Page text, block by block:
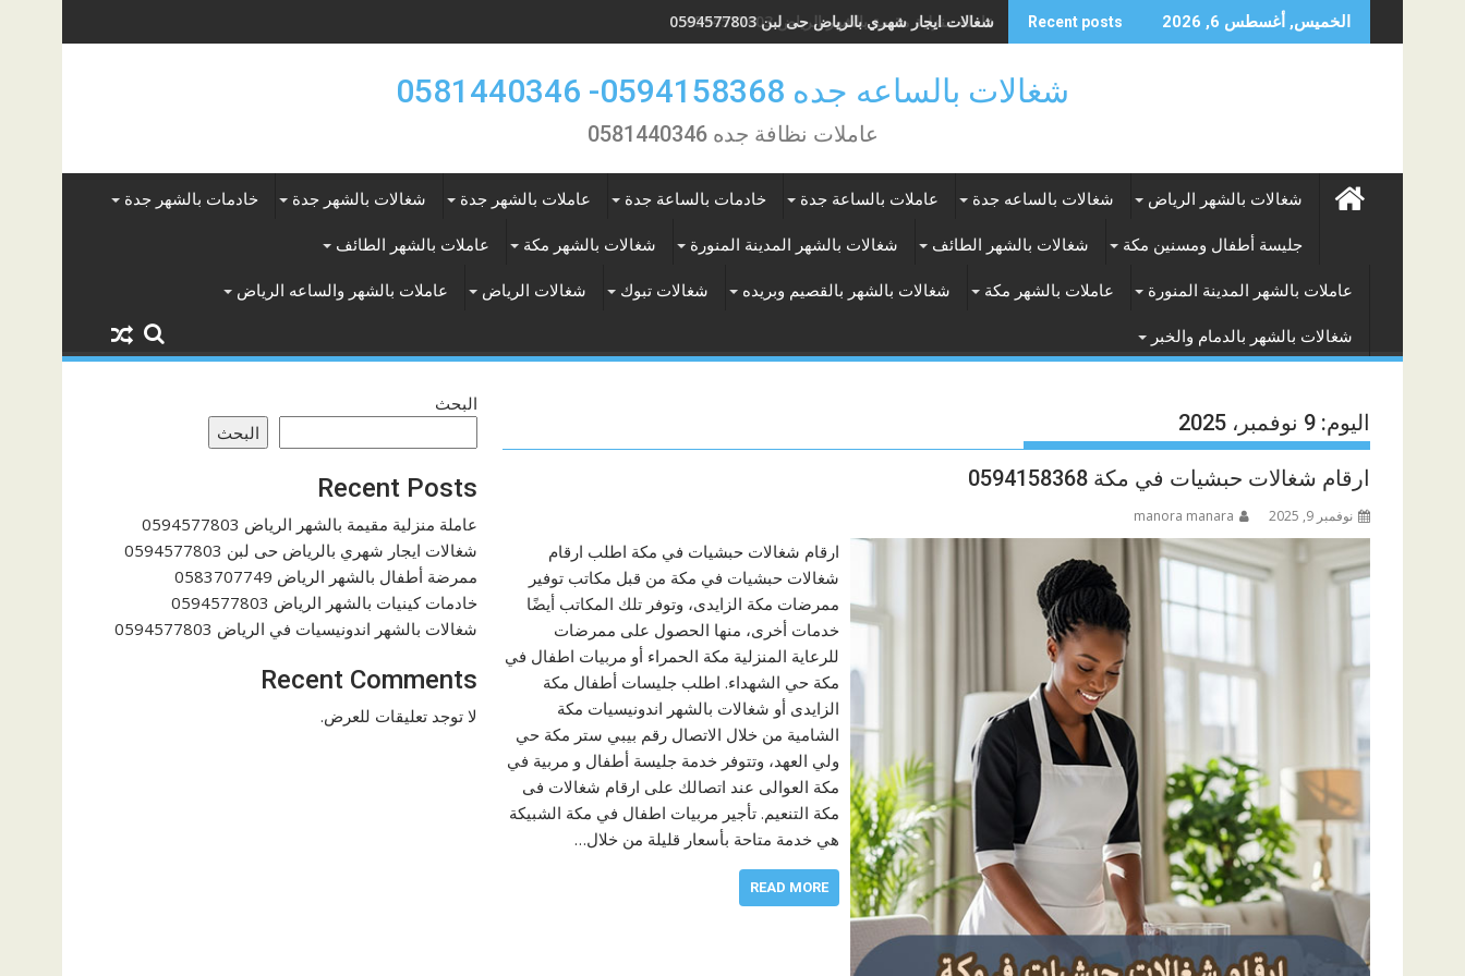
to
الخميس, أغسطس 6, 2026 Recent posts شغالات ايجار شهري بالرياض حى لبن 0594577803
شغالات بالساعه جده 0594158368- 0581440346
عاملات نظافة جده 0581440346
شغالات بالشهر الرياض شغالات بالساعه جدة عاملات بالساعة جدة خادمات بالساعة جدة عاملات بالشهر جدة شغالات بالشهر جدة خادمات بالشهر جدة
جليسة أطفال ومسنين مكة شغالات بالشهر الطائف شغالات بالشهر المدينة المنورة شغالات بالشهر مكة عاملات بالشهر الطائف
عاملات بالشهر المدينة المنورة عاملات بالشهر مكة شغالات بالشهر بالقصيم وبريده شغالات تبوك شغالات الرياض عاملات بالشهر والساعه الرياض
شغالات بالشهر بالدمام والخبر
اليوم: 9 نوفمبر، 2025
ارقام شغالات حبشيات في مكة 0594158368
نوفمبر 9, 2025 manora manara
ارقام شغالات حبشيات في مكة اطلب ارقام
شغالات حبشيات في مكة من قبل مكاتب توفير
ممرضات مكة الزايدى، وتوفر تلك المكاتب أيضًا
خدمات أخرى، منها الحصول على ممرضات
للرعاية المنزلية مكة الحمراء أو مربيات اطفال في
مكة حي الشهداء. اطلب جليسات أطفال مكة
الزايدى أو شغالات بالشهر اندونيسيات مكة
الشامية من خلال الاتصال رقم بيبي ستر مكة حي
ولي العهد، وتتوفر خدمة جليسة أطفال و مربية في
مكة العوالى عند اتصالك على ارقام شغالات فى
مكة التنعيم. تأجير مربيات اطفال في مكة الشبيكة
هي خدمة متاحة بأسعار قليلة من خلال…
READ MORE
البحث
البحث
Recent Posts
عاملة منزلية مقيمة بالشهر الرياض 0594577803
شغالات ايجار شهري بالرياض حى لبن 0594577803
ممرضة أطفال بالشهر الرياض 0583707749
خادمات كينيات بالشهر الرياض 0594577803
شغالات بالشهر اندونيسيات في الرياض 0594577803
Recent Comments
لا توجد تعليقات للعرض.